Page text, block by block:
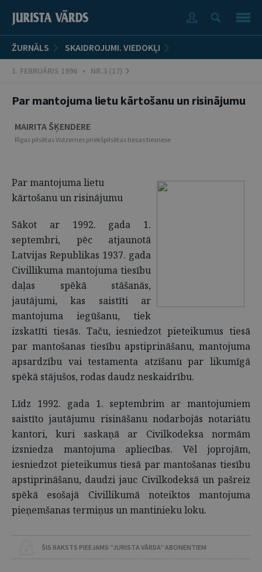
ŽURNĀLS SKAIDROJUMI. VIEDOKĻI
1. FEBRUĀRIS 1996 • NR.3 (17)
Par mantojuma lietu kārtošanu un risinājumu
MAIRITA ŠĶENDERE
Rīgas pilsētas Vidzemes priekšpilsētas tiesas tiesnese
Par mantojuma lietu
kārtošanu un risinājumu
Sākot ar 1992. gada 1.
septembri, pēc atjaunotā
Latvijas Republikas 1937. gada
Civillikuma mantojuma tiesību
daļas spēkā stāšanās,
jautājumi, kas saistīti ar
mantojuma iegūšanu, tiek
izskatīti tiesās. Taču, iesniedzot pieteikumus tiesā
par mantošanas tiesību apstiprināšanu, mantojuma
apsardzību vai testamenta atzīšanu par likumīgā
spēkā stājušos, rodas daudz neskaidrību.
Līdz 1992. gada 1. septembrim ar mantojumiem
saistīto jautājumu risināšanu nodarbojās notariātu
kantori, kuri saskaņā ar Civilkodeksa normām
izsniedza mantojuma apliecības. Vēl joprojām,
iesniedzot pieteikumus tiesā par mantošanas tiesību
apstiprināšanu, daudzi jauc Civilkodeksā un pašreiz
spēkā esošajā Civillikumā noteiktos mantojuma
pieņemšanas termiņus un mantinieku loku.
ŠIS RAKSTS PIEEJAMS “JURISTA VĀRDA” ABONENTIEM